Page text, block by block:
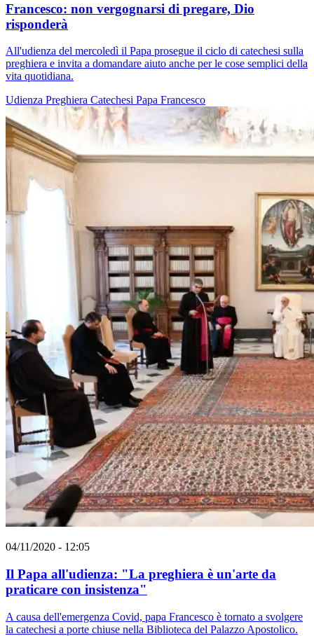
Francesco: non vergognarsi di pregare, Dio
risponderà
All'udienza del mercoledì il Papa prosegue il ciclo di catechesi sulla
preghiera e invita a domandare aiuto anche per le cose semplici della
vita quotidiana.
Udienza Preghiera Catechesi Papa Francesco
04/11/2020 - 12:05
Il Papa all'udienza: "La preghiera è un'arte da
praticare con insistenza"
A causa dell'emergenza Covid, papa Francesco è tornato a svolgere
la catechesi a porte chiuse nella Biblioteca del Palazzo Apostolico.